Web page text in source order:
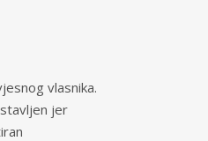
vlasnika.
jer